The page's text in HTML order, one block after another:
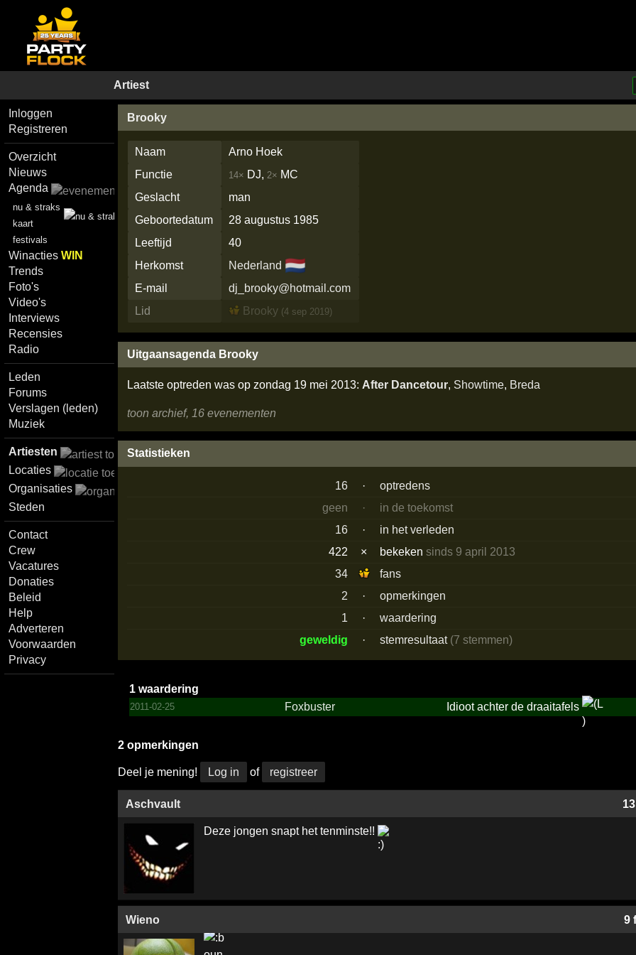
Artiest
Inloggen
Registreren
Overzicht
Nieuws
Agenda
nu & straks
kaart
festivals
WinactiesWIN
Trends
Foto's
Video's
Interviews
Recensies
Radio
Leden
Forums
Verslagen (leden)
Muziek
Artiesten
Locaties
Organisaties
Steden
Contact
Crew
Vacatures
Donaties
Beleid
Help
Adverteren
Voorwaarden
Privacy
Brooky
Naam
Arno Hoek
Functie
14× DJ, 2× MC
Geslacht
man
Geboortedatum
28 augustus 1985
Leeftijd
40
Herkomst
Nederland 🇳🇱
E-mail
dj_brooky@hotmail.com
Lid
Brooky (4 sep 2019)
Uitgaansagenda Brooky
Laatste optreden was op zondag 19 mei 2013: After Dancetour, Showtime, Breda
toon archief, 16 evenementen
Statistieken
16 ·
optredens
geen
·
in de toekomst
16
·
in het verleden
422
× bekekensinds 9 april 2013
34
fans
2
·
opmerkingen
1
·
waardering
geweldig
· stemresultaat (7 stemmen)
1 waardering
2011-02-25 Foxbuster Idioot achter de draaitafels
2 opmerkingen
Deel je mening! Log in of registreer
Aschvault
Deze jongen snapt het tenminste!!
Wieno 9